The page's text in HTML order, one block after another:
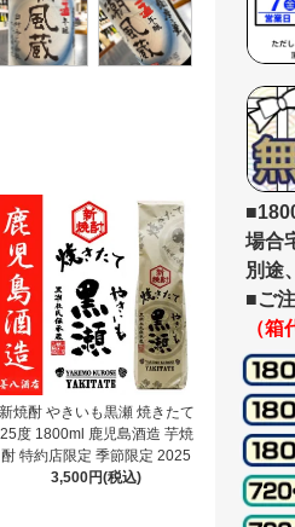
新焼酎 やきいも黒瀬 焼きたて
25度 1800ml 鹿児島酒造 芋焼
酎 特約店限定 季節限定 2025
3,500円(税込)
場合
別途
■ご
（箱